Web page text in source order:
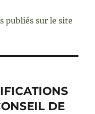
publiés sur le site
DE